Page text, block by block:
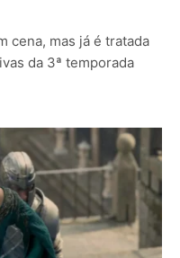
cena, mas já é tratada
da 3ª temporada